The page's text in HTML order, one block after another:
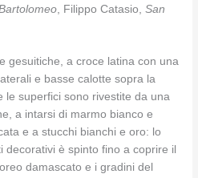
, Filippo Catasio,San
gesuitiche, a croce latina con una
e basse calotte sopra la
le superfici sono rivestite da una
a intarsi di marmo bianco e
e a stucchi bianchi e oro: lo
è spinto fino a coprire il
damascato e i gradini del